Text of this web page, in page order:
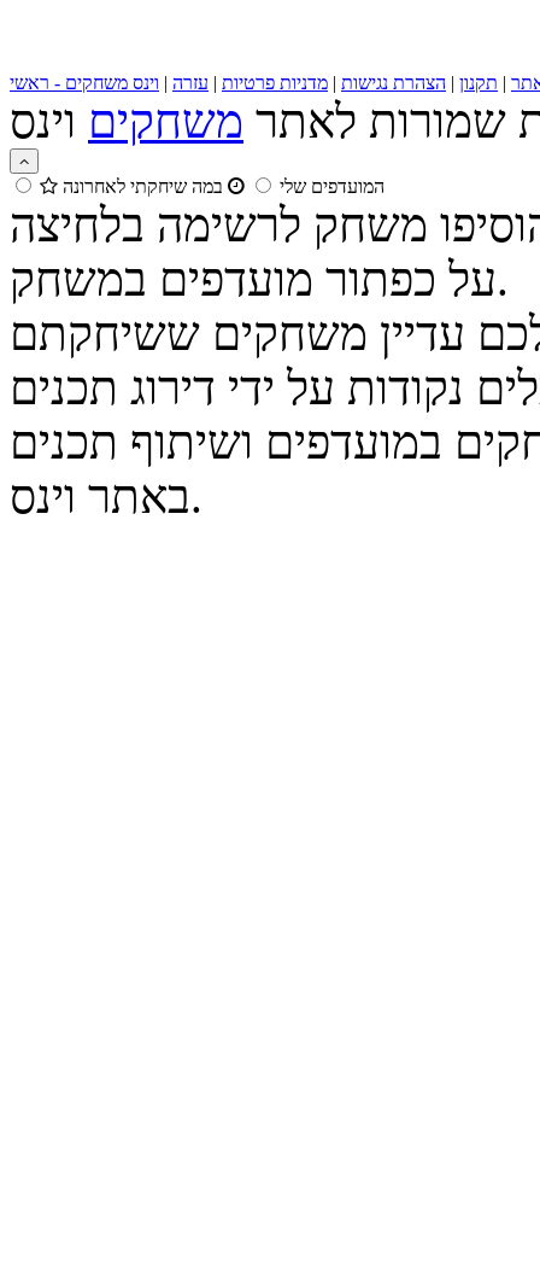
| תקנון | הצהרת נגישות | מדניות פרטיות | עזרה | וינס משחקים - ראשי
שמורות לאתר משחקים
המועדפים שלי במה שיחקתי לאחרונה
משחק לרשימה בלחיצה
על כפתור מועדפים במשחק.
על ידי דירוג תכנים
במועדפים ושיתוף תכנים
באתר וינס.